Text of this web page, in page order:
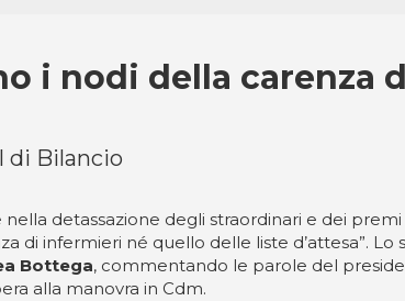
i nodi della carenza
di Bilancio
nella detassazione degli straordinari e dei
di infermieri né quello delle liste d’attesa”. Lo
Bottega, commentando le parole del
alla manovra in Cdm.